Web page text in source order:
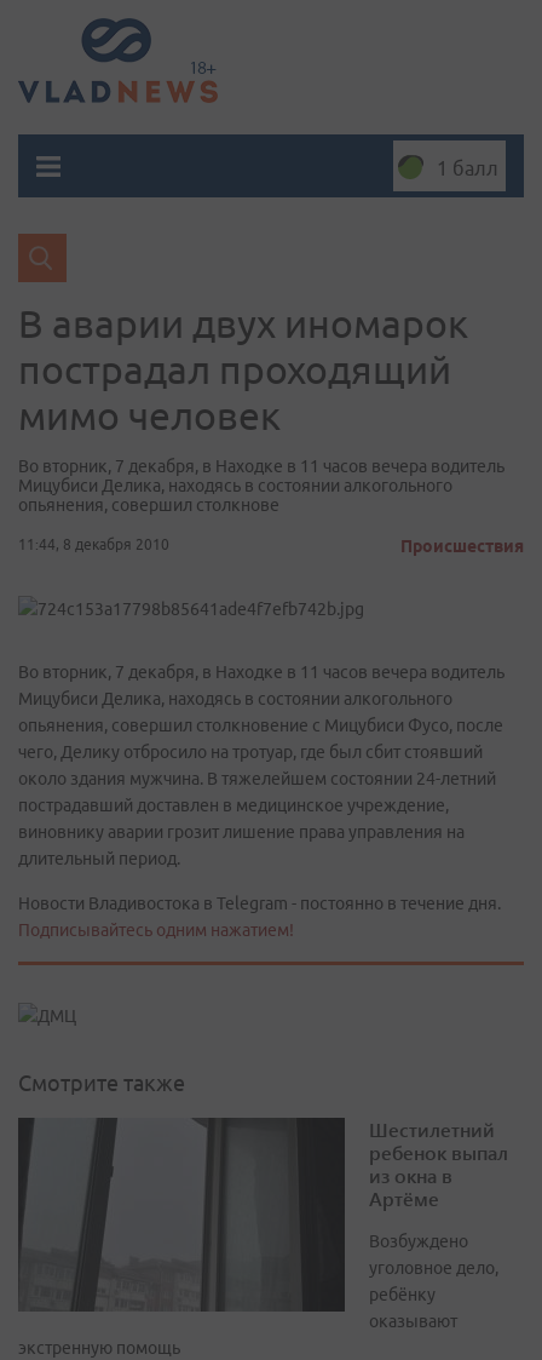
1 балл
В аварии двух иномарок
пострадал проходящий
мимо человек
Во вторник, 7 декабря, в Находке в 11 часов вечера водитель
Мицубиси Делика, находясь в состоянии алкогольного
опьянения, совершил столкнове
11:44, 8 декабря 2010 Происшествия
Во вторник, 7 декабря, в Находке в 11 часов вечера водитель
Мицубиси Делика, находясь в состоянии алкогольного
опьянения, совершил столкновение с Мицубиси Фусо, после
чего, Делику отбросило на тротуар, где был сбит стоявший
около здания мужчина. В тяжелейшем состоянии 24-летний
пострадавший доставлен в медицинское учреждение,
виновнику аварии грозит лишение права управления на
длительный период.
Новости Владивостока в Telegram - постоянно в течение дня.
Подписывайтесь одним нажатием!
Смотрите также
Шестилетний
ребенок выпал
из окна в
Артёме
Возбуждено
уголовное дело,
ребёнку
оказывают
экстренную помощь